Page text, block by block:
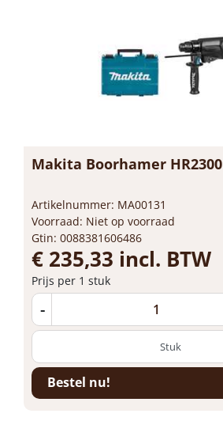
Makita Boorhamer HR2300
Artikelnummer: MA00131
Voorraad: Niet op voorraad
Gtin: 0088381606486
€ 235,33 incl. BTW
Prijs per 1 stuk
-
Bestel nu!